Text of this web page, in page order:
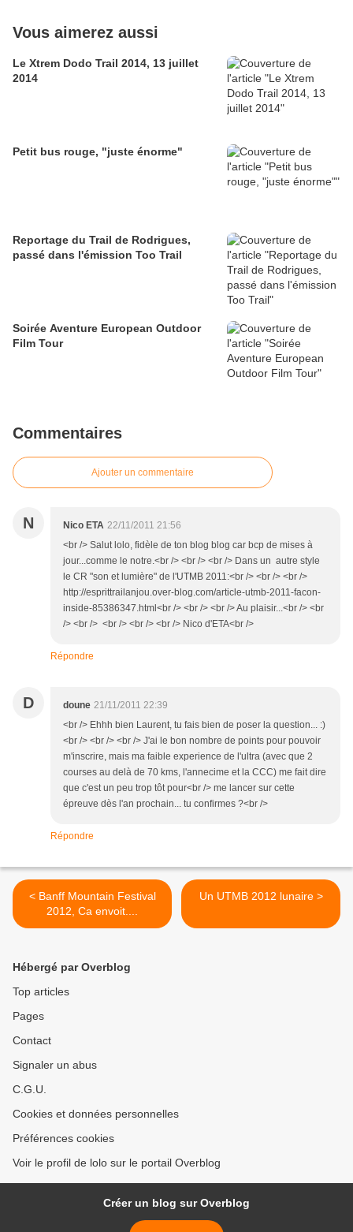
Vous aimerez aussi
Le Xtrem Dodo Trail 2014, 13 juillet
2014
Petit bus rouge, "juste énorme"
Reportage du Trail de Rodrigues,
passé dans l'émission Too Trail
Soirée Aventure European Outdoor
Film Tour
Commentaires
Ajouter un commentaire
N Nico ETA 22/11/2011 21:56
<br /> Salut lolo, fidèle de ton blog blog car bcp de mises à
jour...comme le notre.<br /> <br /> <br /> Dans un autre style
le CR "son et lumière" de l'UTMB 2011:<br /> <br /> <br />
http://esprittrailanjou.over-blog.com/article-utmb-2011-facon-
inside-85386347.html<br /> <br /> <br /> Au plaisir...<br /> <br
/> <br /> <br /> <br /> <br /> Nico d'ETA<br />
Répondre
D doune 21/11/2011 22:39
<br /> Ehhh bien Laurent, tu fais bien de poser la question... :)
<br /> <br /> <br /> J'ai le bon nombre de points pour pouvoir
m'inscrire, mais ma faible experience de l'ultra (avec que 2
courses au delà de 70 kms, l'annecime et la CCC) me fait dire
que c'est un peu trop tôt pour<br /> me lancer sur cette
épreuve dès l'an prochain... tu confirmes ?<br />
Répondre
< Banff Mountain Festival
2012, Ca envoit....
Un UTMB 2012 lunaire >
Hébergé par Overblog
Top articles
Pages
Contact
Signaler un abus
C.G.U.
Cookies et données personnelles
Préférences cookies
Voir le profil de lolo sur le portail Overblog
Créer un blog sur Overblog